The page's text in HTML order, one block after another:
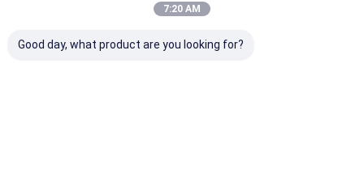
7:20 AM
Good day, what product are you looking for?